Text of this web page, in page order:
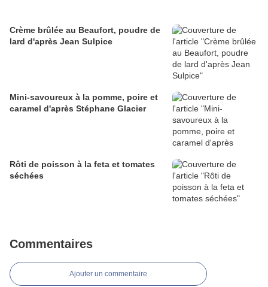
Crème brûlée au Beaufort, poudre de
lard d'après Jean Sulpice
Mini-savoureux à la pomme, poire et
caramel d'après Stéphane Glacier
Rôti de poisson à la feta et tomates
séchées
Commentaires
Ajouter un commentaire